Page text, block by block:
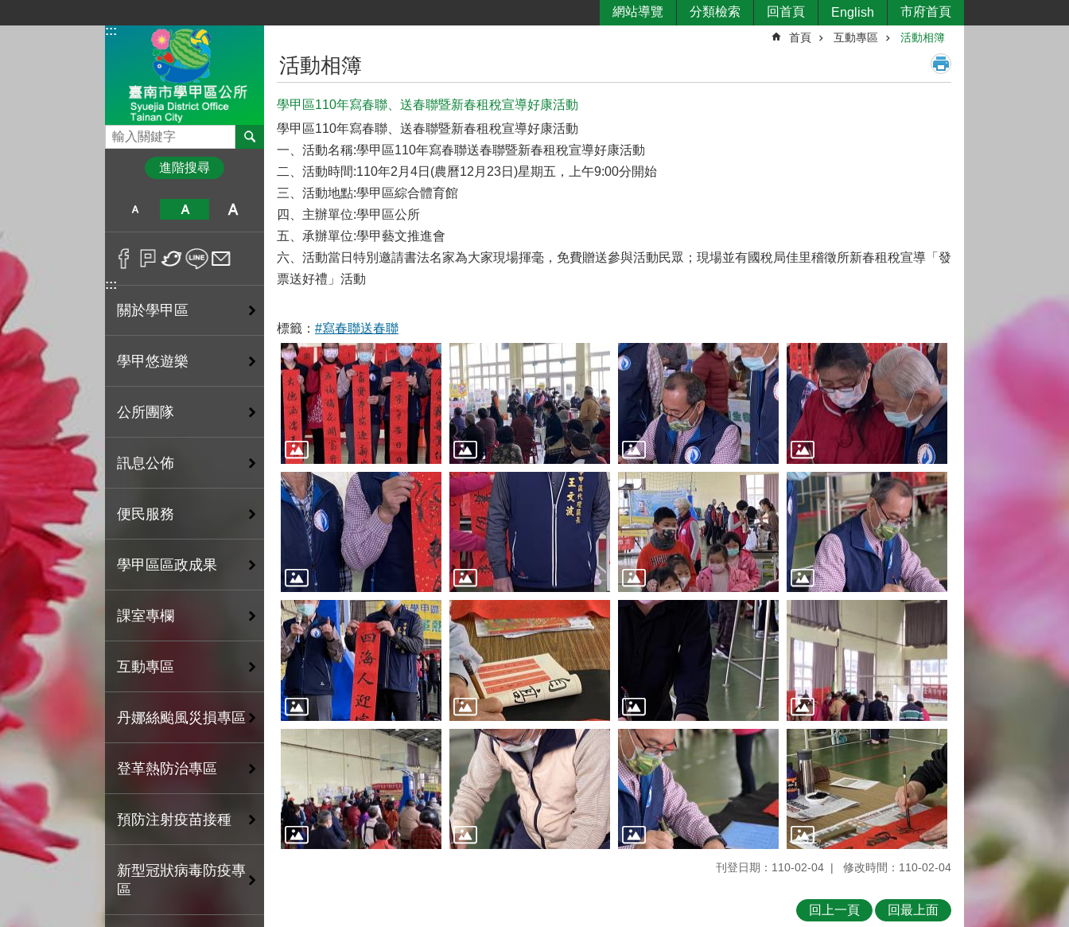
:::
網站導覽 分類檢索 回首頁 English 市府首頁
搜尋
進階搜尋
:::
關於學甲區
學甲悠遊樂
公所團隊
訊息公佈
便民服務
學甲區區政成果
課室專欄
互動專區
丹娜絲颱風災損專區
登革熱防治專區
預防注射疫苗接種
新型冠狀病毒防疫專
區
首頁 互動專區 活動相簿
活動相簿
學甲區110年寫春聯、送春聯暨新春租稅宣導好康活動
學甲區110年寫春聯、送春聯暨新春租稅宣導好康活動
一、活動名稱:學甲區110年寫春聯送春聯暨新春租稅宣導好康活動
二、活動時間:110年2月4日(農曆12月23日)星期五，上午9:00分開始
三、活動地點:學甲區綜合體育館
四、主辦單位:學甲區公所
五、承辦單位:學甲藝文推進會
六、活動當日特別邀請書法名家為大家現場揮毫，免費贈送參與活動民眾；現場並有國稅局佳里稽徵所新春租稅宣導「發
票送好禮」活動
標籤： #寫春聯送春聯
刊登日期：110-02-04 修改時間：110-02-04
回上一頁 回最上面